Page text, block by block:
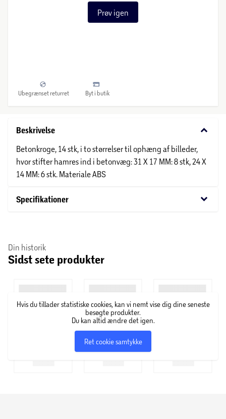
Prøv igen
Ubegrænset returret Byt i butik
Beskrivelse keyboard_arrow_down
Betonkroge, 14 stk, i to størrelser til ophæng af billeder,
hvor stifter hamres ind i betonvæg: 31 X 17 MM: 8 stk, 24 X
14 MM: 6 stk. Materiale ABS
Specifikationer keyboard_arrow_down
Din historik
Sidst sete produkter
Hvis du tillader statistiske cookies, kan vi nemt vise dig dine seneste
besøgte produkter.
Du kan altid ændre det igen.
Ret cookie samtykke